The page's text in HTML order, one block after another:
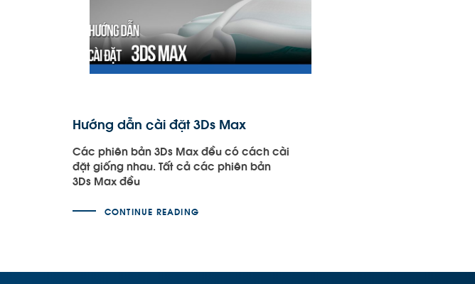
Hướng dẫn cài đặt 3Ds Max
Các phiên bản 3Ds Max đều có cách cài
đặt giống nhau. Tất cả các phiên bản
3Ds Max đều
CONTINUE READING